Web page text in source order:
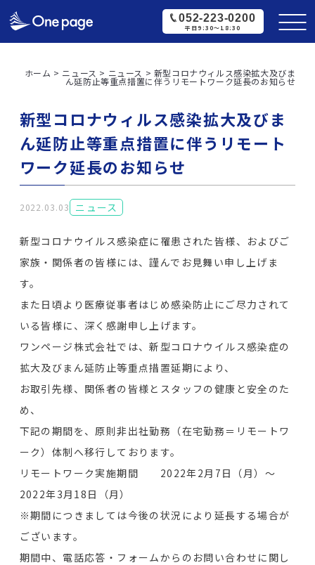
052-223-0200
平日9:30〜18:30
ホーム > ニュース > ニュース > 新型コロナウィルス感染拡大及びま
ん延防止等重点措置に伴うリモートワーク延長のお知らせ
新型コロナウィルス感染拡大及びま
ん延防止等重点措置に伴うリモート
ワーク延長のお知らせ
2022.03.03 ニュース
新型コロナウイルス感染症に罹患された皆様、およびご
家族・関係者の皆様には、謹んでお見舞い申し上げま
す。
また日頃より医療従事者はじめ感染防止にご尽力されて
いる皆様に、深く感謝申し上げます。
ワンページ株式会社では、新型コロナウイルス感染症の
拡大及びまん延防止等重点措置延期により、
お取引先様、関係者の皆様とスタッフの健康と安全のた
め、
下記の期間を、原則非出社勤務（在宅勤務＝リモートワ
ーク）体制へ移行しております。
リモートワーク実施期間 2022年2月7日（月）～
2022年3月18日（月）
※期間につきましては今後の状況により延長する場合が
ございます。
期間中、電話応答・フォームからのお問い合わせに関し